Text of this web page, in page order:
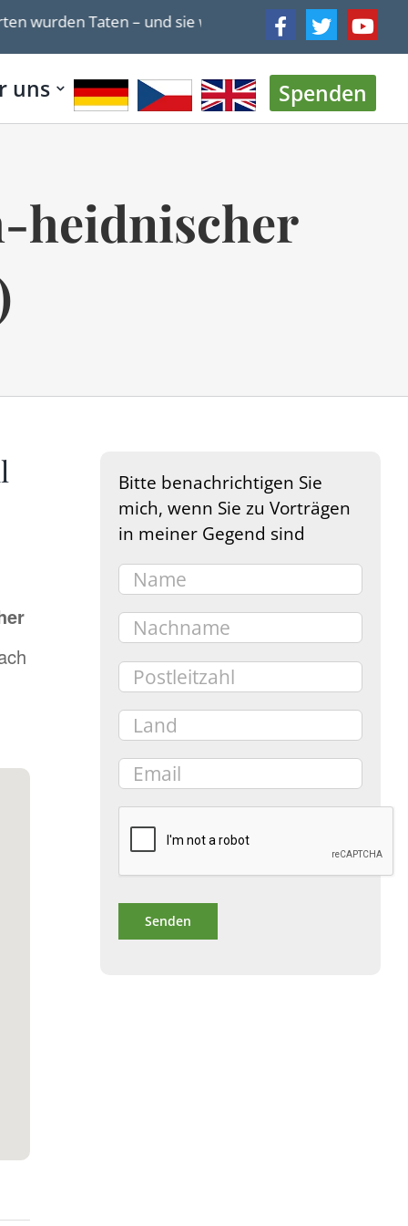
Taten – und sie werden mehr! Lehitraot
uns Spenden
heidnischer
Bitte benachrichtigen Sie
mich, wenn Sie zu Vorträgen
in meiner Gegend sind